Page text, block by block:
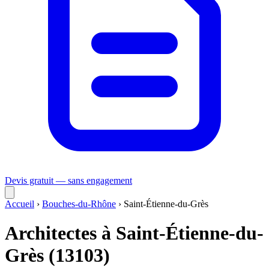
Devis gratuit — sans engagement
Accueil › Bouches-du-Rhône › Saint-Étienne-du-Grès
Architectes à Saint-Étienne-du-
Grès (13103)